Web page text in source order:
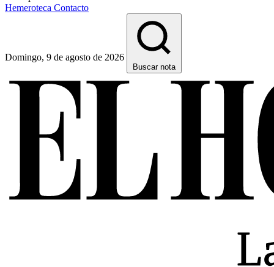
Hemeroteca Contacto
Domingo, 9 de agosto de 2026
Buscar nota